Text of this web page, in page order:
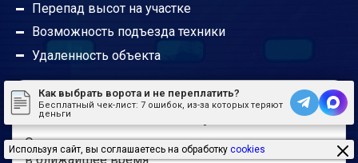
Радиус действия пультов управления
Где можно установить откатные ворота?
Перепад высот на участке
Возможность подъезда техники
Удаленность объекта
У вас остались вопросы?
Оставьте заявку и наш менеджер перезвонит вам
в ближайшее время
Как выбрать ворота и не переплатить?
Бесплатный чек-лист: 7 ошибок, из-за которых теряют
деньги
Используя сайт, вы соглашаетесь на обработку cookies